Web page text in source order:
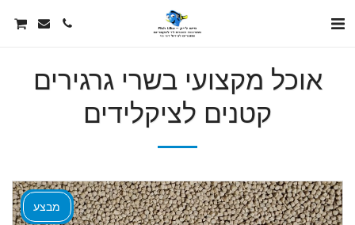
אוכל מקצועי בשרי גרגירים
קטנים לציקלידים
מבצע